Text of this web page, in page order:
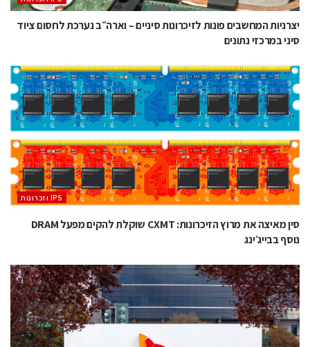
יצרניות המחשבים פונות לזיכרונות סיניים – וארה״ב נערכת לחסום ציוד
סיני במרכזי נתונים
סין מאיצה את מרוץ הזיכרונות: CXMT שוקלת להקים מפעל DRAM
נוסף בבייג׳ינג